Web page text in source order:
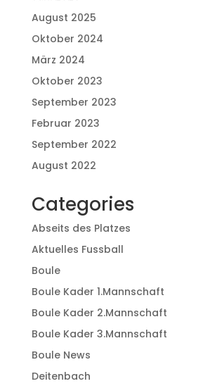
August 2025
Oktober 2024
März 2024
Oktober 2023
September 2023
Februar 2023
September 2022
August 2022
Categories
Abseits des Platzes
Aktuelles Fussball
Boule
Boule Kader 1.Mannschaft
Boule Kader 2.Mannschaft
Boule Kader 3.Mannschaft
Boule News
Deitenbach